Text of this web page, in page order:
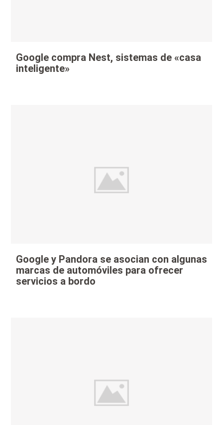
Google compra Nest, sistemas de «casa
inteligente»
Google y Pandora se asocian con algunas
marcas de automóviles para ofrecer
servicios a bordo